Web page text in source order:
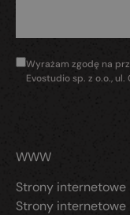
Wyrażam zgodę na
Evostudio sp. z o.o., ul.
WWW
Strony internetowe
Strony internetowe